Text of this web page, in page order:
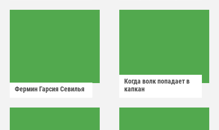
Фермин Гарсия Севилья
Когда волк попадает в
капкан